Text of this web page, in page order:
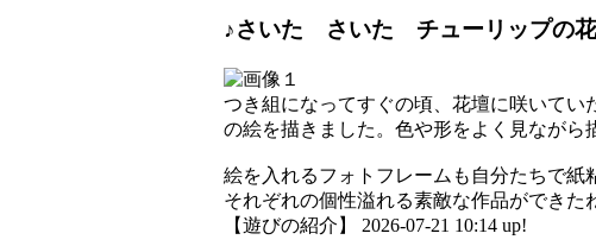
♪さいた さいた チューリップの
つき組になってすぐの頃、花壇に咲いて
の絵を描きました。色や形をよく見ながら
絵を入れるフォトフレームも自分たちで紙
それぞれの個性溢れる素敵な作品ができた
【遊びの紹介】 2026-07-21 10:14 up!